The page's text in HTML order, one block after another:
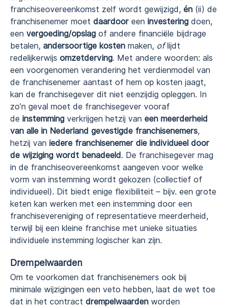
franchiseovereenkomst zelf wordt gewijzigd, én (ii) de
franchisenemer moet daardoor een investering doen,
een vergoeding/opslag of andere financiële bijdrage
betalen, andersoortige kosten maken, oflijdt
redelijkerwijs omzetderving. Met andere woorden: als
een voorgenomen verandering het verdienmodel van
de franchisenemer aantast of hem op kosten jaagt,
kan de franchisegever dit niet eenzijdig opleggen. In
zo’n geval moet de franchisegever vooraf
de instemming verkrijgen hetzij van een meerderheid
van alle in Nederland gevestigde franchisenemers,
hetzij van iedere franchisenemer die individueel door
de wijziging wordt benadeeld. De franchisegever mag
in de franchiseovereenkomst aangeven voor welke
vorm van instemming wordt gekozen (collectief of
individueel). Dit biedt enige flexibiliteit – bijv. een grote
keten kan werken met een instemming door een
franchisevereniging of representatieve meerderheid,
terwijl bij een kleine franchise met unieke situaties
individuele instemming logischer kan zijn.
Drempelwaarden
Om te voorkomen dat franchisenemers ook bij
minimale wijzigingen een veto hebben, laat de wet toe
dat in het contract drempelwaarden worden